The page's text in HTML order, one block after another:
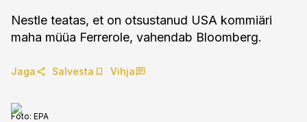
Nestle teatas, et on otsustanud USA kommiäri
maha müüa Ferrerole, vahendab Bloomberg.
Jaga Salvesta Vihja
Foto: EPA